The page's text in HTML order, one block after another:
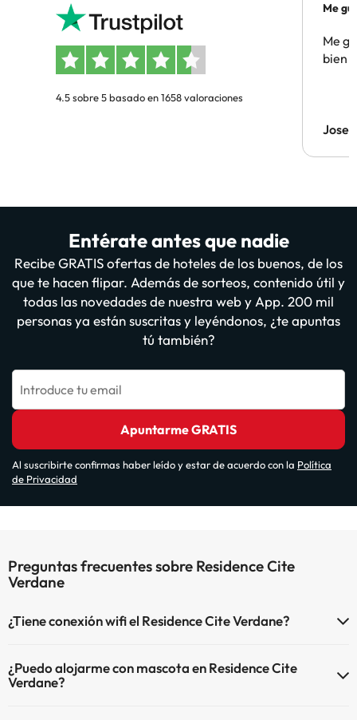
4.5 sobre 5 basado en 1658 valoraciones
Me
Me
bien
Jose
Entérate antes que nadie
Recibe GRATIS ofertas de hoteles de los buenos, de los
que te hacen flipar. Además de sorteos, contenido útil y
todas las novedades de nuestra web y App. 200 mil
personas ya están suscritas y leyéndonos, ¿te apuntas
tú también?
Introduce tu email
Apuntarme GRATIS
Al suscribirte confirmas haber leído y estar de acuerdo con la Política
de Privacidad
Preguntas frecuentes sobre Residence Cite
Verdane
¿Tiene conexión wifi el Residence Cite Verdane?
¿Puedo alojarme con mascota en Residence Cite
Verdane?